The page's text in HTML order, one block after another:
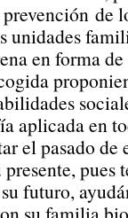
de
unidades
en forma
aplicada en
el pasado
pues
futuro,